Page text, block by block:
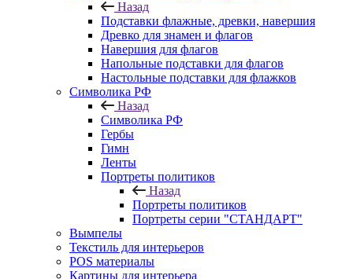
Назад
Подставки флажные, древки, навершия
Древко для знамен и флагов
Навершия для флагов
Напольные подставки для флагов
Настольные подставки для флажков
Символика РФ
Назад
Символика РФ
Гербы
Гимн
Ленты
Портреты политиков
Назад
Портреты политиков
Портреты серии "СТАНДАРТ"
Вымпелы
Текстиль для интерьеров
POS материалы
Картины для интерьера